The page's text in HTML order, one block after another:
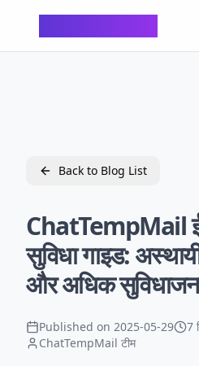
Back to Blog List
ChatTempMail
सुविधा गाइड:
और अधिक
Published on 2025-05-29
7
ChatTempMail टीम